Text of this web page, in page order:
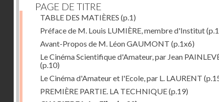
PAGE DE TITRE
TABLE DES MATIÈRES (p.1)
Préface de M. Louis LUMIÈRE, membre d'Institut
Avant-Propos de M. Léon GAUMONT (p.1x6)
Le Cinéma Scientifique d'Amateur, par Jean
(p.10)
Le Cinéma d'Amateur et l'Ecole, par L. LAURENT
PREMIÈRE PARTIE. LA TECHNIQUE(p.19)